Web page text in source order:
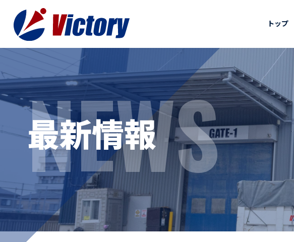
トップ
トップ
事業紹介
総合解体 / 解体事業
産業廃棄物収集/ 運搬
企業概要
私たちについて
最新情報
お役立ちコラム
プライバシーポリシー
お問い合わせ
よくある質問
最新情報
NEWS